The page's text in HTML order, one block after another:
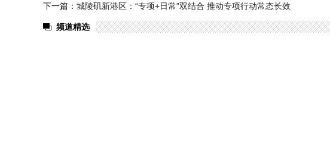
下一篇： 城陵矶新港区：“专项+日常”双结合 推动专项行动常态长效
频道精选